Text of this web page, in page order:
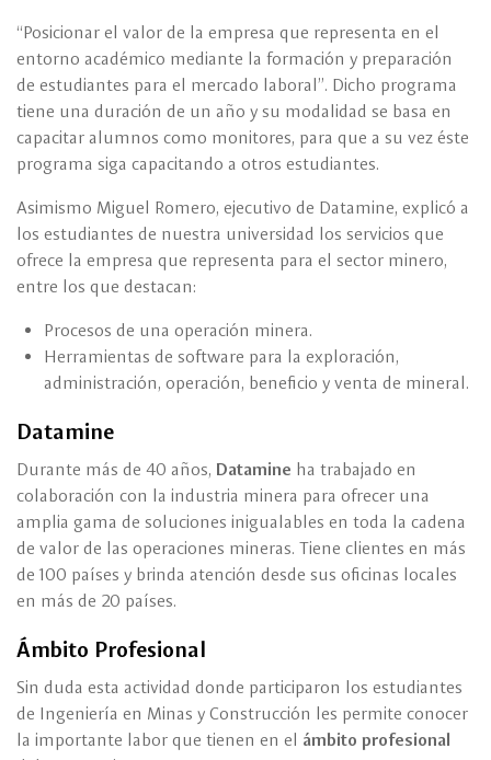
“Posicionar el valor de la empresa que representa en el
entorno académico mediante la formación y preparación
de estudiantes para el mercado laboral”. Dicho programa
tiene una duración de un año y su modalidad se basa en
capacitar alumnos como monitores, para que a su vez éste
programa siga capacitando a otros estudiantes.
Asimismo Miguel Romero, ejecutivo de Datamine, explicó a
los estudiantes de nuestra universidad los servicios que
ofrece la empresa que representa para el sector minero,
entre los que destacan:
Procesos de una operación minera.
Herramientas de software para la exploración,
administración, operación, beneficio y venta de mineral.
Datamine
Durante más de 40 años, Datamine ha trabajado en
colaboración con la industria minera para ofrecer una
amplia gama de soluciones inigualables en toda la cadena
de valor de las operaciones mineras. Tiene clientes en más
de 100 países y brinda atención desde sus oficinas locales
en más de 20 países.
Ámbito Profesional
Sin duda esta actividad donde participaron los estudiantes
de Ingeniería en Minas y Construcción les permite conocer
la importante labor que tienen en el ámbito profesional